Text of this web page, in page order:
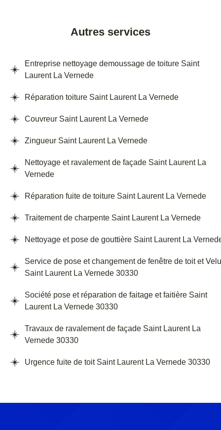
Autres services
Entreprise nettoyage demoussage de toiture Saint
Laurent La Vernede
Réparation toiture Saint Laurent La Vernede
Couvreur Saint Laurent La Vernede
Zingueur Saint Laurent La Vernede
Nettoyage et ravalement de façade Saint Laurent La
Vernede
Réparation fuite de toiture Saint Laurent La Vernede
Traitement de charpente Saint Laurent La Vernede
Nettoyage et pose de gouttière Saint Laurent La
Service de pose et changement de fenêtre de toit et
Saint Laurent La Vernede 30330
Société pose et réparation de faitage et faitière Saint
Laurent La Vernede 30330
Travaux de ravalement de façade Saint Laurent La
Vernede 30330
Urgence fuite de toit Saint Laurent La Vernede 30330